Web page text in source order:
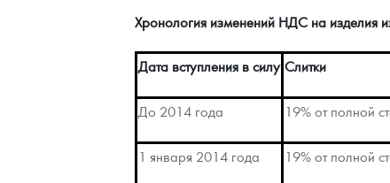
Хронология изменений НДС на изделия
Дата вступления в силу Слитки
До 2014 года 19% от полной
1 января 2014 года 19% от полной